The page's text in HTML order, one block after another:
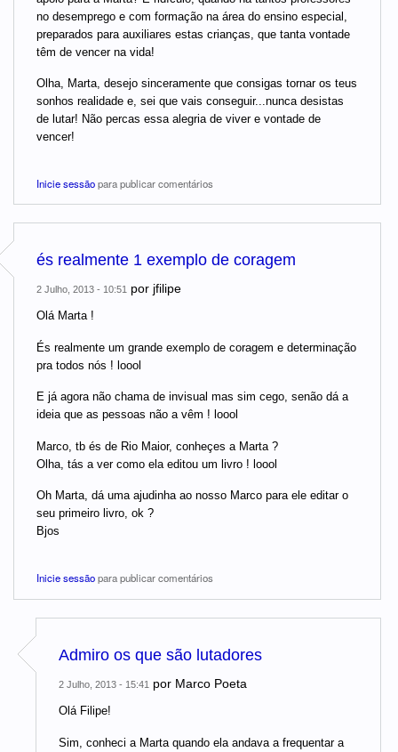
no desemprego e com formação na área do ensino especial,
preparados para auxiliares estas crianças, que tanta vontade
têm de vencer na vida!
Olha, Marta, desejo sinceramente que consigas tornar os teus
sonhos realidade e, sei que vais conseguir...nunca desistas
de lutar! Não percas essa alegria de viver e vontade de
vencer!
Inicie sessãopara publicar comentários
és realmente 1 exemplo de coragem
2 Julho, 2013 - 10:51 por jfilipe
Olá Marta !
És realmente um grande exemplo de coragem e determinação
pra todos nós ! loool
E já agora não chama de invisual mas sim cego, senão dá a
ideia que as pessoas não a vêm ! loool
Marco, tb és de Rio Maior, conheçes a Marta ?
Olha, tás a ver como ela editou um livro ! loool
Oh Marta, dá uma ajudinha ao nosso Marco para ele editar o
seu primeiro livro, ok ?
Bjos
Inicie sessãopara publicar comentários
Admiro os que são lutadores
2 Julho, 2013 - 15:41 por Marco Poeta
Olá Filipe!
Sim, conheci a Marta quando ela andava a frequentar a